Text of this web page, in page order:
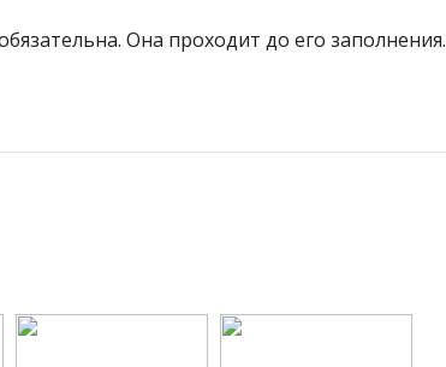
Она проходит до его заполнения.